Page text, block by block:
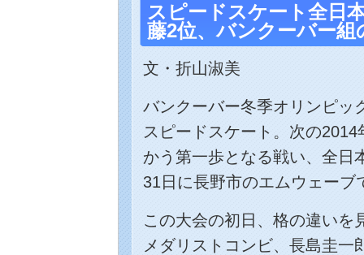
スピードスケート全日
藤2位、バンクーバー
文・折山淑美
バンクーバー冬季オリンピッ
スピードスケート。次の
かう第一歩となる戦い、全日
31日に長野市のエムウェーブ
この大会の初日、格の違いを
メダリストコンビ、長島圭一